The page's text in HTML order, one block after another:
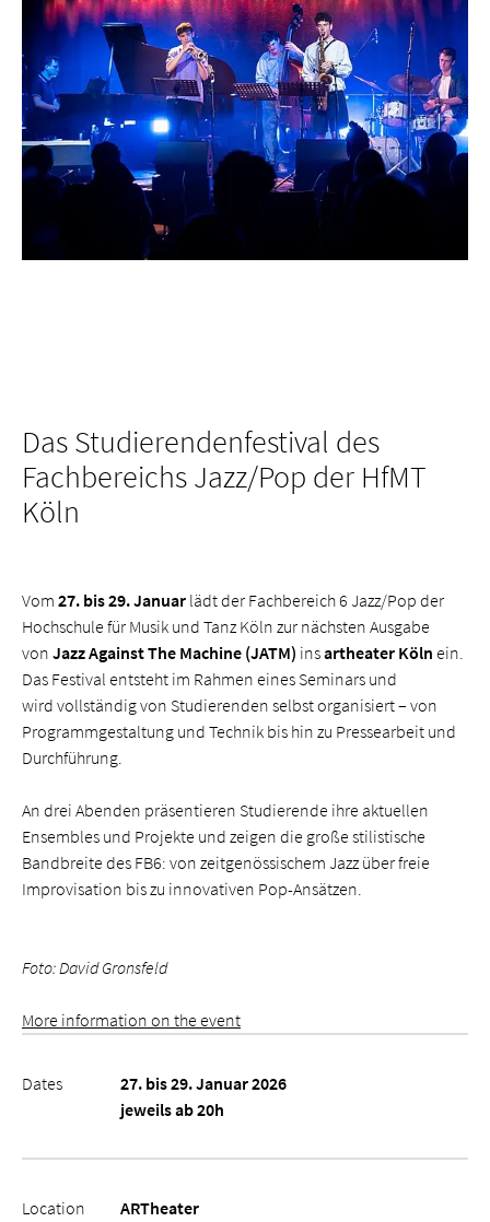
Das Studierendenfestival des
Fachbereichs Jazz/Pop der HfMT
Köln
Vom 27. bis 29. Januar lädt der Fachbereich 6 Jazz/Pop der
Hochschule für Musik und Tanz Köln zur nächsten Ausgabe
von Jazz Against The Machine (JATM) insartheater Köln ein.
Das Festival entsteht im Rahmen eines Seminars und
wird vollständig von Studierenden selbst organisiert – von
Programmgestaltung und Technik bis hin zu Pressearbeit und
Durchführung.
An drei Abenden präsentieren Studierende ihre aktuellen
Ensembles und Projekte und zeigen die große stilistische
Bandbreite des FB6: von zeitgenössischem Jazz über freie
Improvisation bis zu innovativen Pop-Ansätzen.
Foto: David Gronsfeld
More information on the event
Dates
27. bis 29. Januar 2026
jeweils ab 20h
Location
ARTheater